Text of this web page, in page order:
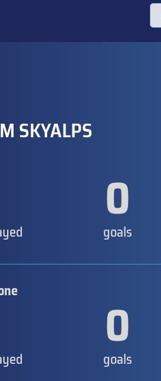
SKYALPS
0
goals
0
goals